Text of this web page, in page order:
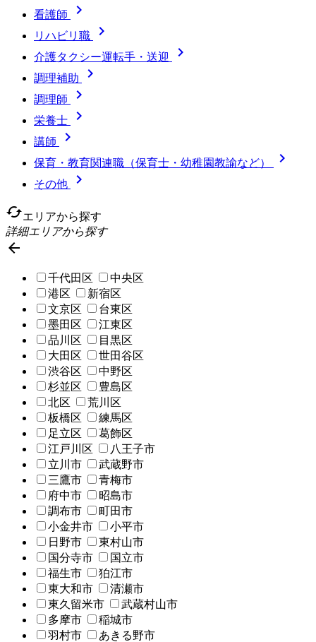
看護師 
リハビリ職 
介護タクシー運転手・送迎 
調理補助 
調理師 
栄養士 
講師 
保育・教育関連職（保育士・幼稚園教諭など） 
その他

cachedエリアから探す
詳細エリアから探す

千代田区
中央区
港区
新宿区
文京区
台東区
墨田区
江東区
品川区
目黒区
大田区
世田谷区
渋谷区
中野区
杉並区
豊島区
北区
荒川区
板橋区
練馬区
足立区
葛飾区
江戸川区
八王子市
立川市
武蔵野市
三鷹市
青梅市
府中市
昭島市
調布市
町田市
小金井市
小平市
日野市
東村山市
国分寺市
国立市
福生市
狛江市
東大和市
清瀬市
東久留米市
武蔵村山市
多摩市
稲城市
羽村市
あきる野市